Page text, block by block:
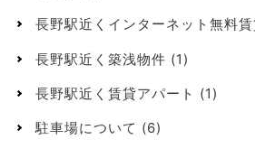
長野駅近くインターネット無料
長野駅近く築浅物件 (1)
長野駅近く賃貸アパート (1)
駐車場について (6)